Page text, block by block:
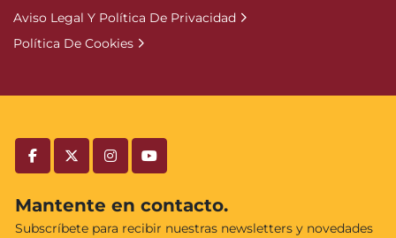
facebooktwitterinstagramyoutube
Mantente en contacto.
Subscríbete para recibir nuestras newsletters y novedades
Aviso Legal Y Política De Privacidad
Política De Cookies